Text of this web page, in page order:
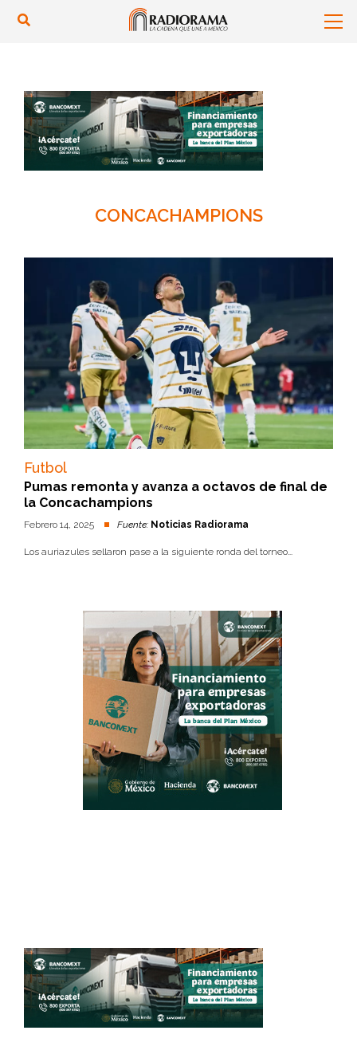
CONCACHAMPIONS
Futbol
Pumas remonta y avanza a octavos de final de
la Concachampions
Febrero 14, 2025 Fuente: Noticias Radiorama
Los auriazules sellaron pase a la siguiente ronda del torneo...